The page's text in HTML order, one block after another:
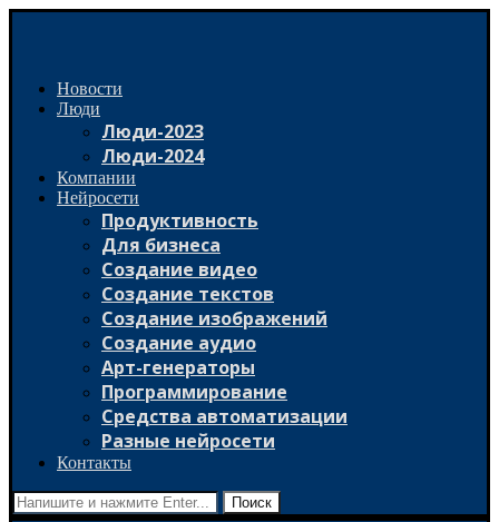
Новости
Люди
Люди-2023
Люди-2024
Компании
Нейросети
Продуктивность
Для бизнеса
Создание видео
Создание текстов
Создание изображений
Создание аудио
Арт-генераторы
Программирование
Средства автоматизации
Разные нейросети
Контакты
Поиск